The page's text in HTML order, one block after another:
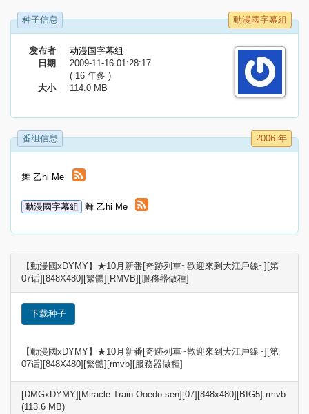
种子信息 動漫國字幕組
发布者
动漫国字幕组
日期
2009-11-16 01:28:17
( 16 年多 )
大小
114.0 MB
番组信息 2006 年
舞 乙hi Me
動漫國字幕組 舞 乙hi Me
【動漫國xDYMY】★10月新番[奇跡列車~歡迎來到大江戶線~][第
07话][848X480][繁體][RMVB][服務器做種]
下载种子
【動漫國xDYMY】★10月新番[奇跡列車~歡迎來到大江戶線~][第
07话][848X480][繁體][rmvb][服務器做種]
[DMGxDYMY][Miracle Train Ooedo-sen][07][848x480][BIG5].rmvb
(113.6 MB)